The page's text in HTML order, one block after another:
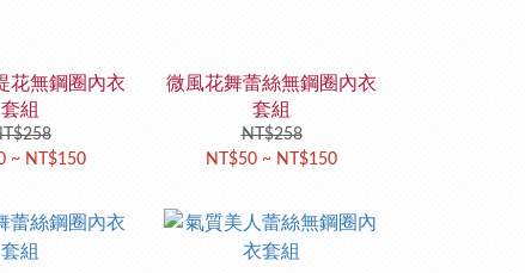
花無鋼圈內衣
套組
~ NT$150
微風花舞蕾絲無鋼圈內衣
套組
NT$258
NT$50 ~ NT$150